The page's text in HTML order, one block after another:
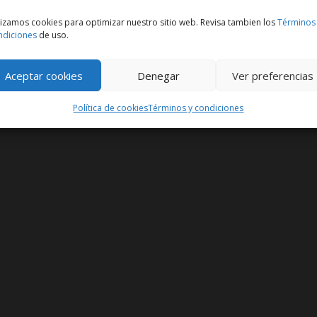
cookies para optimizar nuestro sitio web. Revisa tambien losTérminos
de uso.
Aceptar cookies Denegar Ver preferencias
Política de cookiesTérminos y condiciones